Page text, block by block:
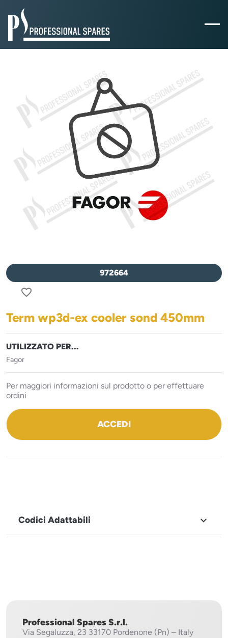
972664
favorite_border
Term wp3d-ex cooler sond 450mm
UTILIZZATO PER...
Fagor
Per maggiori informazioni sul prodotto o per effettuare
ordini
ACCEDI
Codici Adattabili 
Professional Spares S.r.l.
Via Segaluzza, 23 33170 Pordenone (Pn) – Italy